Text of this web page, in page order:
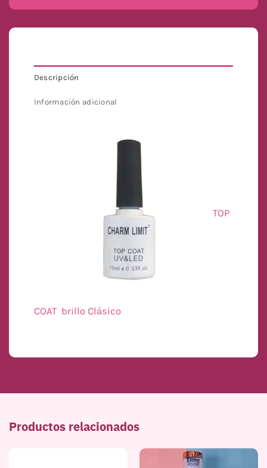
Descripción
Información adicional
TOP
COAT brillo Clásico
Productos relacionados